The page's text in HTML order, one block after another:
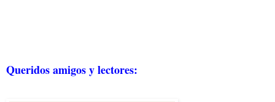
Queridos amigos y lectores: